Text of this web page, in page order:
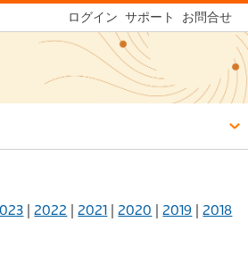
ログイン サポート お問合せ
|2022 |2021 |2020 |2019 |2018